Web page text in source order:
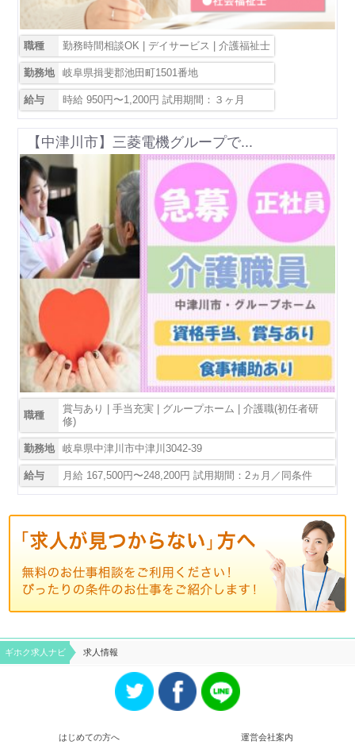
職種 勤務時間相談OK | デイサービス | 介護福祉士
勤務地 岐阜県揖斐郡池田町1501番地
給与 時給 950円〜1,200円 試用期間：３ヶ月
【中津川市】三菱電機グループで...
職種
賞与あり | 手当充実 | グループホーム | 介護職(初任者研
修)
勤務地 岐阜県中津川市中津川3042-39
給与 月給 167,500円〜248,200円 試用期間：2ヵ月／同条件
ギホク求⼈ナビ 求人情報
はじめての方へ 運営会社案内